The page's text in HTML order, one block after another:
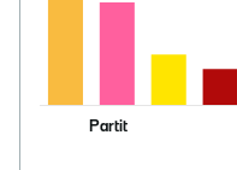
Partit